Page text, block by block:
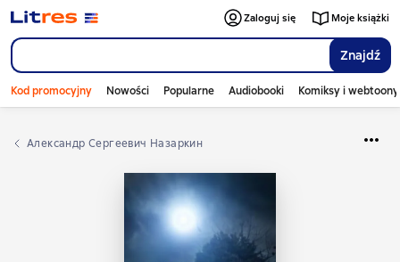
Znajdź
Zaloguj się Moje książki
Kod promocyjny Nowości Popularne Audiobooki Komiksy i webtoony
Александр Сергеевич Назаркин